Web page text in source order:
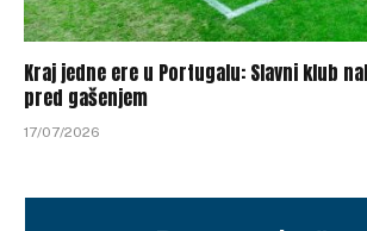
Kraj jedne ere u Portugalu: Slavni klub
pred gašenjem
17/07/2026